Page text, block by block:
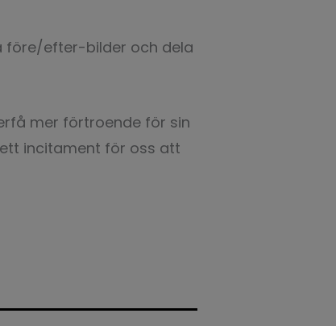
före/efter-bilder och dela
mer förtroende för sin
incitament för oss att